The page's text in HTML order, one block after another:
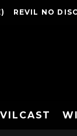
REVIL NO